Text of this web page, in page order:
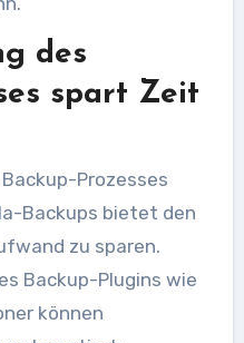
des
spart Zeit
Prozesses
Backups bietet den
zu sparen.
Backup-Plugins wie
können